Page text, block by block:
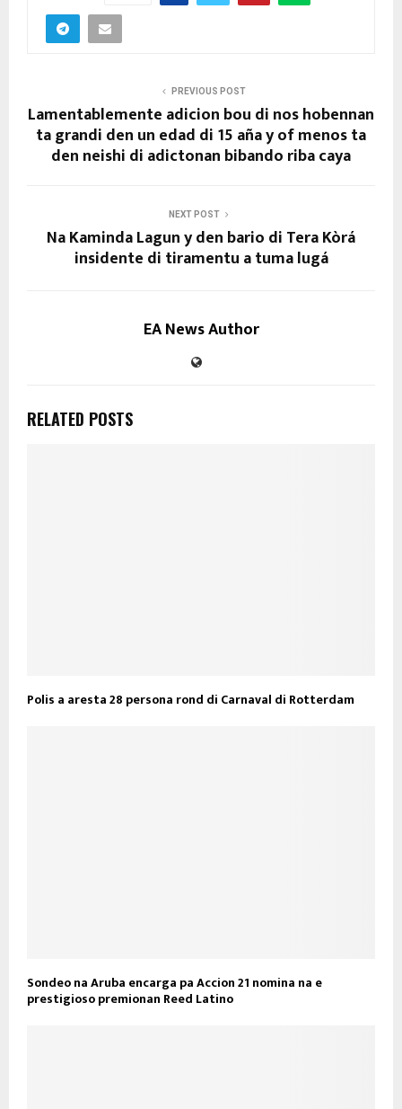
PREVIOUS POST
Lamentablemente adicion bou di nos hobennan
ta grandi den un edad di 15 aña y of menos ta
den neishi di adictonan bibando riba caya
NEXT POST
Na Kaminda Lagun y den bario di Tera Kòrá
insidente di tiramentu a tuma lugá
EA News Author
RELATED POSTS
Polis a aresta 28 persona rond di Carnaval di Rotterdam
Sondeo na Aruba encarga pa Accion 21 nomina na e
prestigioso premionan Reed Latino